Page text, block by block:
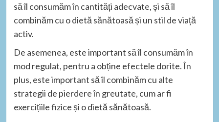
să îl consumăm în cantități adecvate, și să îl
combinăm cu o dietă sănătoasă și un stil de viață
activ.
De asemenea, este important să îl consumăm în
mod regulat, pentru a obține efectele dorite. În
plus, este important să îl combinăm cu alte
strategii de pierdere în greutate, cum ar fi
exercițiile fizice și o dietă sănătoasă.